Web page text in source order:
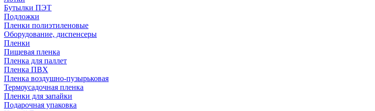
Бутылки ПЭТ
Подложки
Пленки полиэтиленовые
Оборудование, диспенсеры
Пленки
Пищевая пленка
Пленка для паллет
Пленка ПВХ
Пленка воздушно-пузырьковая
Термоусадочная пленка
Пленки для запайки
Подарочная упаковка